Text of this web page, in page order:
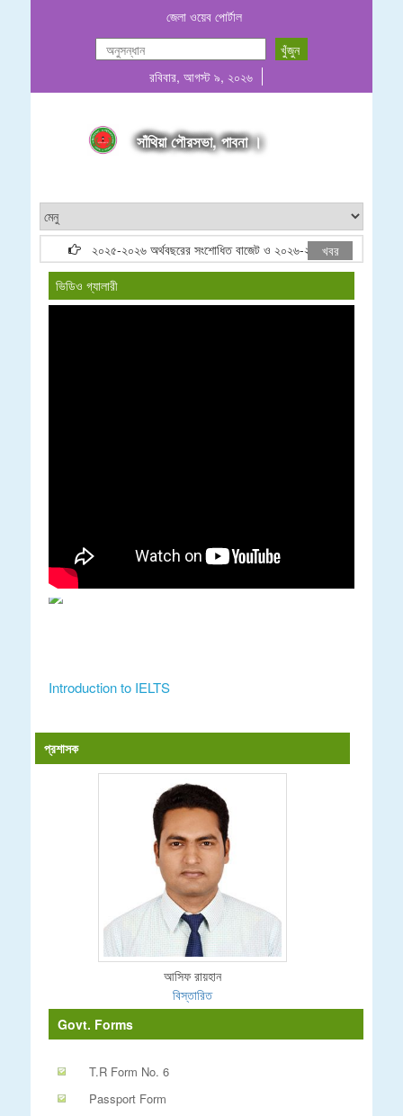
জেলা ওয়েব পোর্টাল
রবিবার, আগস্ট ৯, ২০২৬
সাঁথিয়া পৌরসভা, পাবনা ।
২০২৫-২০২৬ অর্থবছরের সংশোধিত বাজেট ও ২০২৬-২০২৭ অর্থবছরের
খবর
ভিডিও গ্যালারী
Introduction to IELTS
প্রশাসক
আসিফ রায়হান
বিস্তারিত
Govt. Forms
T.R Form No. 6
Passport Form